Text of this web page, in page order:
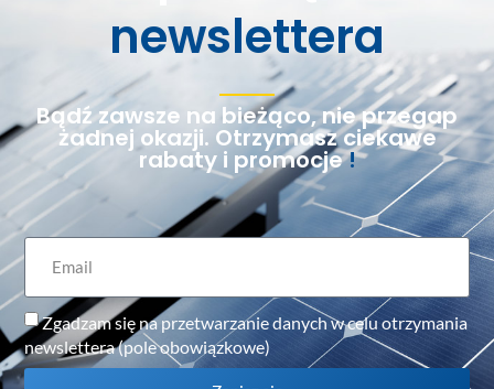
newslettera
Bądź zawsze na bieżąco, nie przegap
żadnej okazji. Otrzymasz ciekawe
rabaty i promocje!
Zgadzam się na przetwarzanie danych w celu otrzymania
newslettera (pole obowiązkowe)